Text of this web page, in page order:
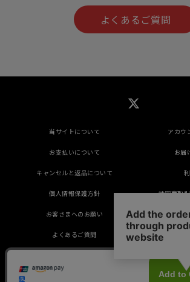
よくあるご質問
当サイトについて アカウ
お支払いについて お届
キャンセルと返品について
個人情報保護方針 特定商取
お客さまへのお願い
よくあるご質問
掲載されているすべてのコンテンツ(記事、
音声データ、映像データ等)の無断転載を禁じ